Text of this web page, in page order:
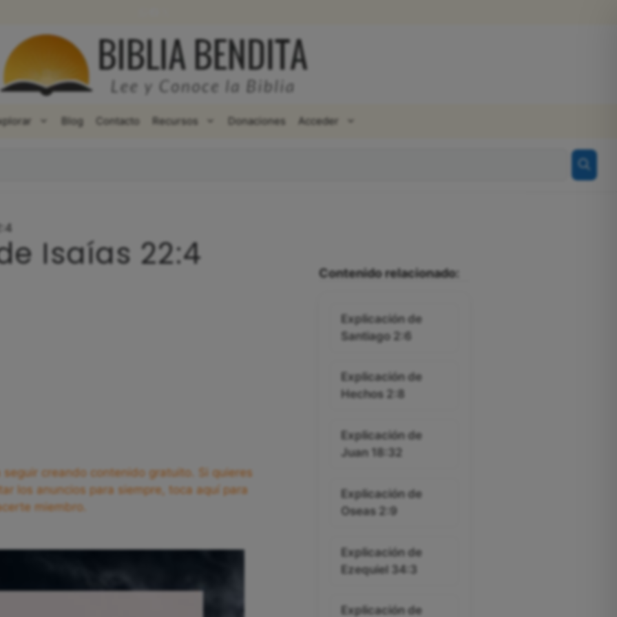
Blog Contacto Recursos Donaciones Acceder
Isaías 22:4
creando contenido gratuito. Si quieres
los anuncios para siempre, toca aquí para
miembro.
Contenido relacionado:
Explicación de
Santiago 2:6
Explicación de
Hechos 2:8
Explicación de
Juan 18:32
Explicación de
Oseas 2:9
Explicación de
Ezequiel 34:3
Explicación de